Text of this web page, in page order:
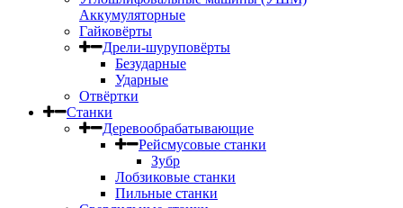
Аккумуляторные
Гайковёрты
Дрели-шуруповёрты
Безударные
Ударные
Отвёртки
Станки
Деревообрабатывающие
Рейсмусовые станки
Зубр
Лобзиковые станки
Пильные станки